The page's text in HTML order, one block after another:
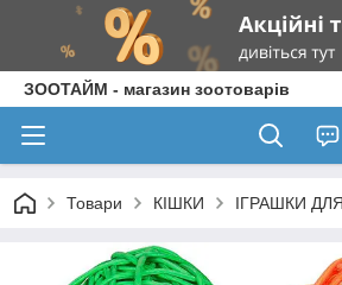
ЗООТАЙМ - магазин зоотоварів
Товари КІШКИ ІГРАШКИ